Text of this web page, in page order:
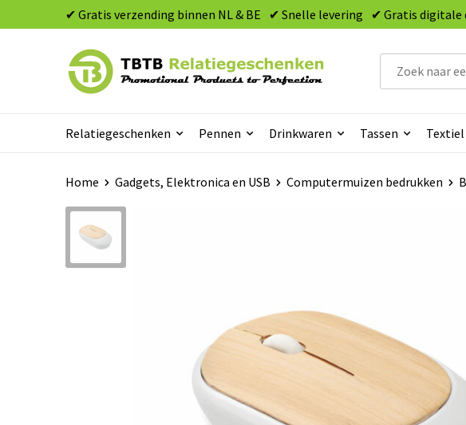
✔ Gratis verzending binnen NL & BE ✔ Snelle levering ✔ Gratis digitale
Relatiegeschenken Pennen Drinkwaren Tassen Textiel
Home Gadgets, Elektronica en USB Computermuizen bedrukken